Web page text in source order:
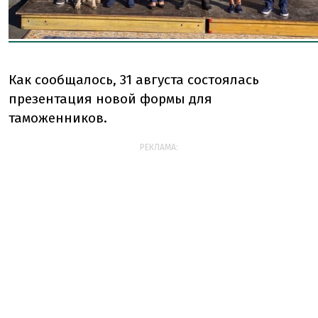
Как сообщалось, 31 августа состоялась
презентация новой формы для
таможенников.
РЕКЛАМА: